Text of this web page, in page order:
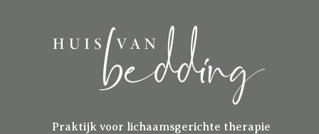
Praktijk voor lichaamsgerichte therapie